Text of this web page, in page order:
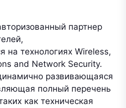
партнер
на технологиях Wireless,
and Network Security.
развивающаяся
полный перечень
как техническая